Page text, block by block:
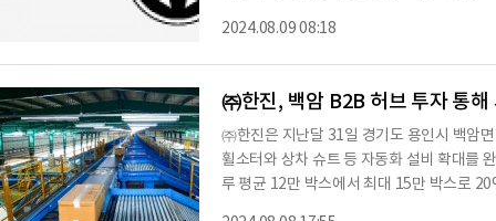
석했다. 농업 관련 상장기업 브랜드평판 빅데이터 분석에는 종묘, 비료, 농약 등의 친환경 방제
관련 상장기업을 포함했다. 국제 곡물 가격
2024.08.09 08:18
㈜한진, 백암 B2B 허브 투자 통
㈜한진은 지난달 31일 경기도 용인시 백암
휠소터와 상차 슈트 등 자동화 설비 확대를
루 평균 12만 박스에서 최대 15만 박스로